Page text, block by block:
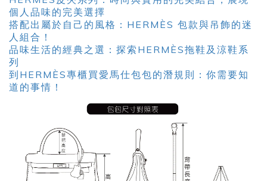
個人品味的完美選擇
搭配出屬於自己的風格：HERMÈS 包款與吊飾的迷
人組合！
品味生活的經典之選：探索HERMÈS拖鞋及涼鞋系
列
到HERMÈS專櫃買愛馬仕包包的潛規則：你需要知
道的事情！